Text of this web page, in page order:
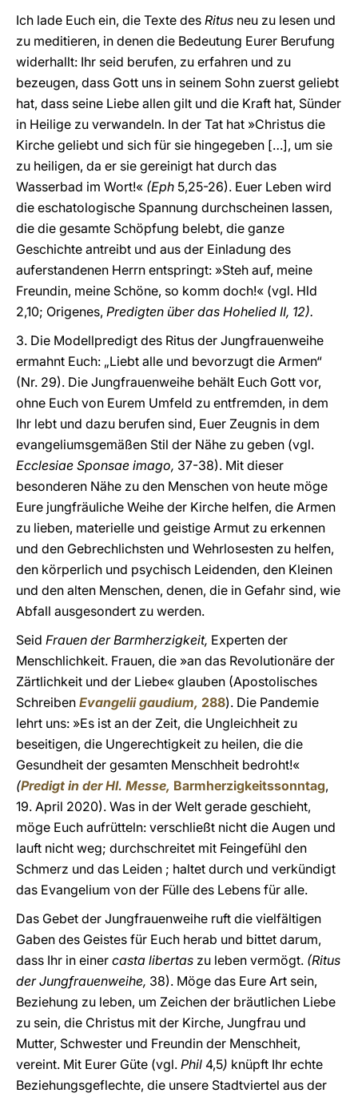
Ich lade Euch ein, die Texte des Ritus neu zu lesen und
zu meditieren, in denen die Bedeutung Eurer Berufung
widerhallt: Ihr seid berufen, zu erfahren und zu
bezeugen, dass Gott uns in seinem Sohn zuerst geliebt
hat, dass seine Liebe allen gilt und die Kraft hat, Sünder
in Heilige zu verwandeln. In der Tat hat »Christus die
Kirche geliebt und sich für sie hingegeben […], um sie
zu heiligen, da er sie gereinigt hat durch das
Wasserbad im Wort!« (Eph 5,25-26). Euer Leben wird
die eschatologische Spannung durchscheinen lassen,
die die gesamte Schöpfung belebt, die ganze
Geschichte antreibt und aus der Einladung des
auferstandenen Herrn entspringt: »Steh auf, meine
Freundin, meine Schöne, so komm doch!« (vgl. Hld
2,10; Origenes, Predigten über das Hohelied II, 12).
3. Die Modellpredigt des Ritus der Jungfrauenweihe
ermahnt Euch: „Liebt alle und bevorzugt die Armen“
(Nr. 29). Die Jungfrauenweihe behält Euch Gott vor,
ohne Euch von Eurem Umfeld zu entfremden, in dem
Ihr lebt und dazu berufen sind, Euer Zeugnis in dem
evangeliumsgemäßen Stil der Nähe zu geben (vgl.
Ecclesiae Sponsae imago, 37-38). Mit dieser
besonderen Nähe zu den Menschen von heute möge
Eure jungfräuliche Weihe der Kirche helfen, die Armen
zu lieben, materielle und geistige Armut zu erkennen
und den Gebrechlichsten und Wehrlosesten zu helfen,
den körperlich und psychisch Leidenden, den Kleinen
und den alten Menschen, denen, die in Gefahr sind, wie
Abfall ausgesondert zu werden.
Seid Frauen der Barmherzigkeit, Experten der
Menschlichkeit. Frauen, die »an das Revolutionäre der
Zärtlichkeit und der Liebe« glauben (Apostolisches
Schreiben Evangelii gaudium, 288). Die Pandemie
lehrt uns: »Es ist an der Zeit, die Ungleichheit zu
beseitigen, die Ungerechtigkeit zu heilen, die die
Gesundheit der gesamten Menschheit bedroht!«
(Predigt in der Hl. Messe, Barmherzigkeitssonntag,
19. April 2020). Was in der Welt gerade geschieht,
möge Euch aufrütteln: verschließt nicht die Augen und
lauft nicht weg; durchschreitet mit Feingefühl den
Schmerz und das Leiden ; haltet durch und verkündigt
das Evangelium von der Fülle des Lebens für alle.
Das Gebet der Jungfrauenweihe ruft die vielfältigen
Gaben des Geistes für Euch herab und bittet darum,
dass Ihr in einer casta libertas zu leben vermögt. (Ritus
der Jungfrauenweihe, 38). Möge das Eure Art sein,
Beziehung zu leben, um Zeichen der bräutlichen Liebe
zu sein, die Christus mit der Kirche, Jungfrau und
Mutter, Schwester und Freundin der Menschheit,
vereint. Mit Eurer Güte (vgl. Phil 4,5) knüpft Ihr echte
Beziehungsgeflechte, die unsere Stadtviertel aus der